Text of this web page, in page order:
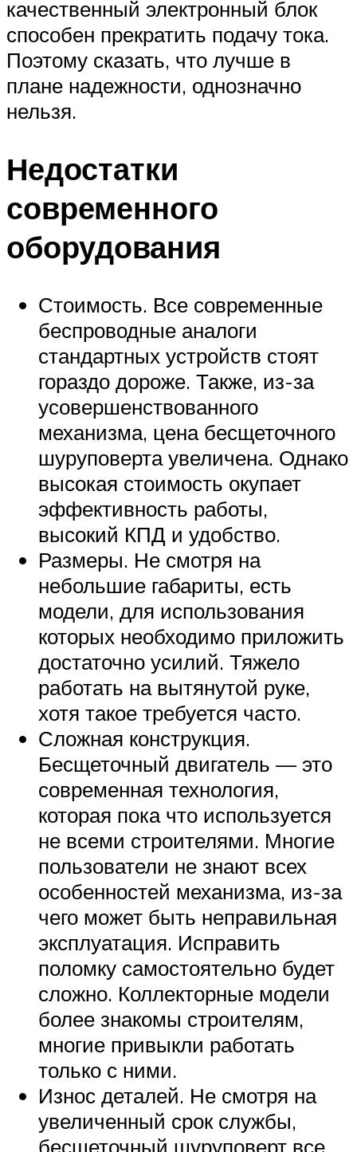
качественный электронный блок
способен прекратить подачу тока.
Поэтому сказать, что лучше в
плане надежности, однозначно
нельзя.
Недостатки
современного
оборудования
Стоимость. Все современные
беспроводные аналоги
стандартных устройств стоят
гораздо дороже. Также, из-за
усовершенствованного
механизма, цена бесщеточного
шуруповерта увеличена. Однако
высокая стоимость окупает
эффективность работы,
высокий КПД и удобство.
Размеры. Не смотря на
небольшие габариты, есть
модели, для использования
которых необходимо приложить
достаточно усилий. Тяжело
работать на вытянутой руке,
хотя такое требуется часто.
Сложная конструкция.
Бесщеточный двигатель — это
современная технология,
которая пока что используется
не всеми строителями. Многие
пользователи не знают всех
особенностей механизма, из-за
чего может быть неправильная
эксплуатация. Исправить
поломку самостоятельно будет
сложно. Коллекторные модели
более знакомы строителям,
многие привыкли работать
только с ними.
Износ деталей. Не смотря на
увеличенный срок службы,
бесщеточный шуруповерт все